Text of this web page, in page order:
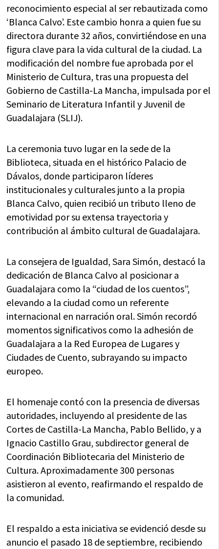
reconocimiento especial al ser rebautizada como
‘Blanca Calvo’. Este cambio honra a quien fue su
directora durante 32 años, convirtiéndose en una
figura clave para la vida cultural de la ciudad. La
modificación del nombre fue aprobada por el
Ministerio de Cultura, tras una propuesta del
Gobierno de Castilla-La Mancha, impulsada por el
Seminario de Literatura Infantil y Juvenil de
Guadalajara (SLIJ).
La ceremonia tuvo lugar en la sede de la
Biblioteca, situada en el histórico Palacio de
Dávalos, donde participaron líderes
institucionales y culturales junto a la propia
Blanca Calvo, quien recibió un tributo lleno de
emotividad por su extensa trayectoria y
contribución al ámbito cultural de Guadalajara.
La consejera de Igualdad, Sara Simón, destacó la
dedicación de Blanca Calvo al posicionar a
Guadalajara como la “ciudad de los cuentos”,
elevando a la ciudad como un referente
internacional en narración oral. Simón recordó
momentos significativos como la adhesión de
Guadalajara a la Red Europea de Lugares y
Ciudades de Cuento, subrayando su impacto
europeo.
El homenaje contó con la presencia de diversas
autoridades, incluyendo al presidente de las
Cortes de Castilla-La Mancha, Pablo Bellido, y a
Ignacio Castillo Grau, subdirector general de
Coordinación Bibliotecaria del Ministerio de
Cultura. Aproximadamente 300 personas
asistieron al evento, reafirmando el respaldo de
la comunidad.
El respaldo a esta iniciativa se evidenció desde su
anuncio el pasado 18 de septiembre, recibiendo